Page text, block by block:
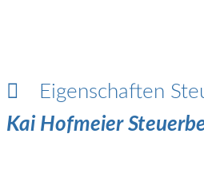
Eigenschaften
Kai Hofmeier